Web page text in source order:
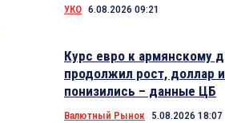
УКО 6.08.2026 09:21
Курс евро к армянскому
продолжил рост, доллар
понизились – данные ЦБ
Валютный Рынок 5.08.2026 18:07